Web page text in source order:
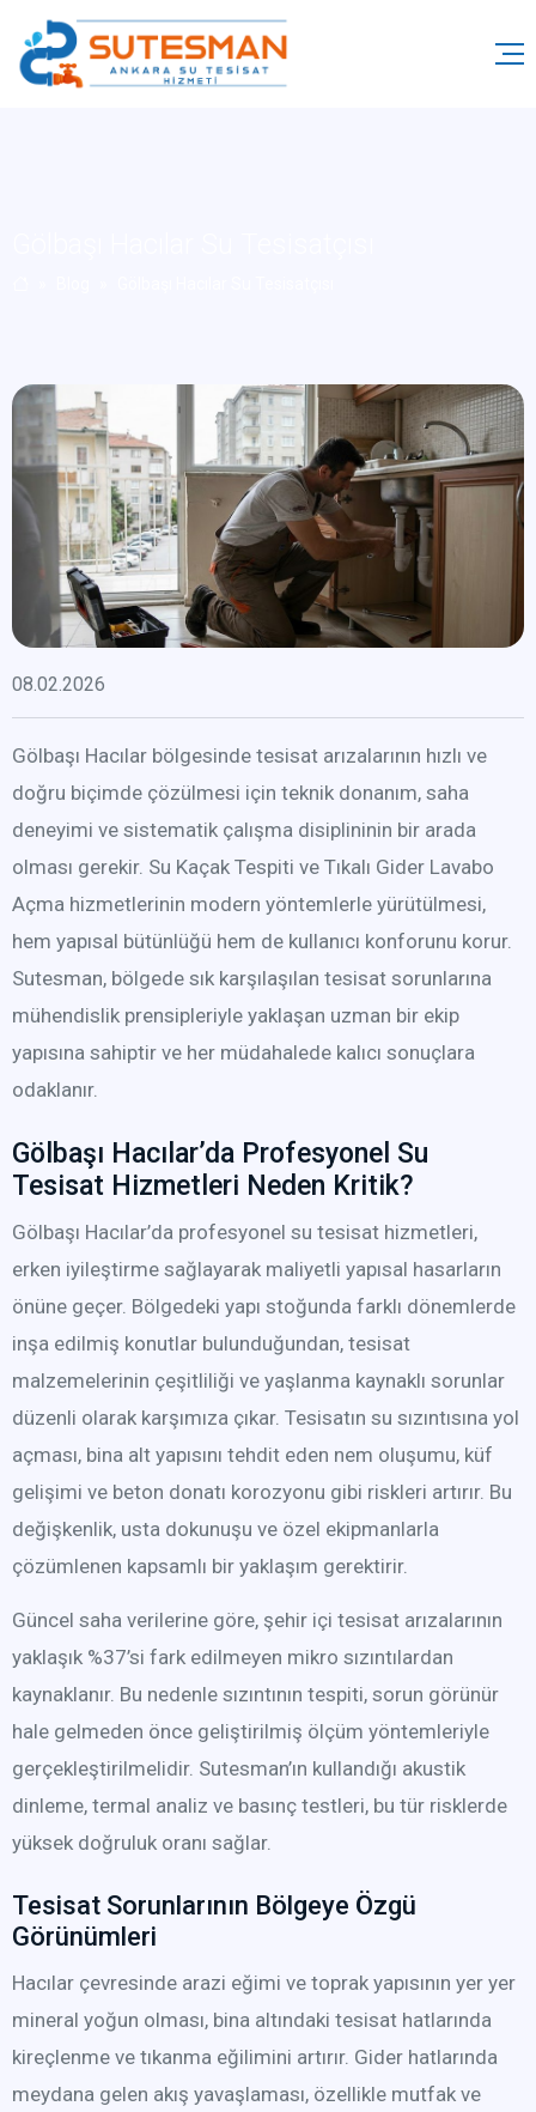
08.02.2026
Gölbaşı Hacılar bölgesinde tesisat arızalarının hızlı ve
doğru biçimde çözülmesi için teknik donanım, saha
deneyimi ve sistematik çalışma disiplininin bir arada
olması gerekir. Su Kaçak Tespiti ve Tıkalı Gider Lavabo
Açma hizmetlerinin modern yöntemlerle yürütülmesi,
hem yapısal bütünlüğü hem de kullanıcı konforunu korur.
Sutesman, bölgede sık karşılaşılan tesisat sorunlarına
mühendislik prensipleriyle yaklaşan uzman bir ekip
yapısına sahiptir ve her müdahalede kalıcı sonuçlara
odaklanır.
Gölbaşı Hacılar’da Profesyonel Su
Tesisat Hizmetleri Neden Kritik?
Gölbaşı Hacılar’da profesyonel su tesisat hizmetleri,
erken iyileştirme sağlayarak maliyetli yapısal hasarların
önüne geçer. Bölgedeki yapı stoğunda farklı dönemlerde
inşa edilmiş konutlar bulunduğundan, tesisat
malzemelerinin çeşitliliği ve yaşlanma kaynaklı sorunlar
düzenli olarak karşımıza çıkar. Tesisatın su sızıntısına yol
açması, bina alt yapısını tehdit eden nem oluşumu, küf
gelişimi ve beton donatı korozyonu gibi riskleri artırır. Bu
değişkenlik, usta dokunuşu ve özel ekipmanlarla
çözümlenen kapsamlı bir yaklaşım gerektirir.
Güncel saha verilerine göre, şehir içi tesisat arızalarının
yaklaşık %37’si fark edilmeyen mikro sızıntılardan
kaynaklanır. Bu nedenle sızıntının tespiti, sorun görünür
hale gelmeden önce geliştirilmiş ölçüm yöntemleriyle
gerçekleştirilmelidir. Sutesman’ın kullandığı akustik
dinleme, termal analiz ve basınç testleri, bu tür risklerde
yüksek doğruluk oranı sağlar.
Tesisat Sorunlarının Bölgeye Özgü
Görünümleri
Hacılar çevresinde arazi eğimi ve toprak yapısının yer yer
mineral yoğun olması, bina altındaki tesisat hatlarında
kireçlenme ve tıkanma eğilimini artırır. Gider hatlarında
meydana gelen akış yavaşlaması, özellikle mutfak ve